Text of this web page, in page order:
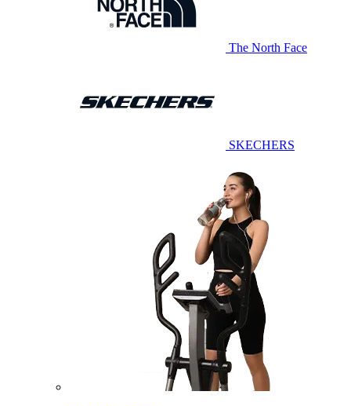
The North Face
SKECHERS